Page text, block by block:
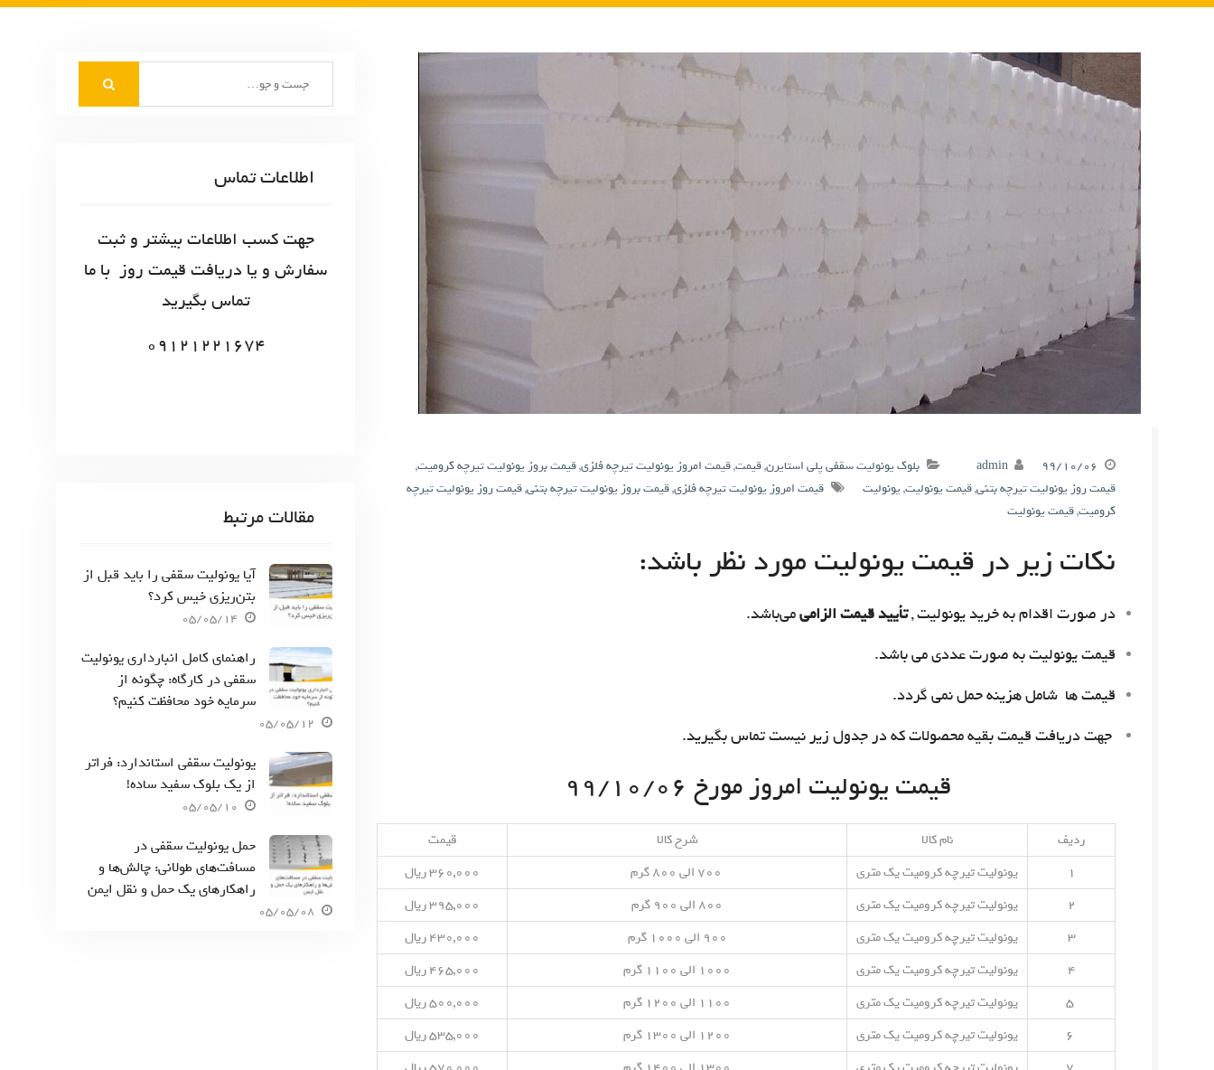
۹۹/۱۰/۰۶ admin بلوک یونولیت سقفی پلی استایرن,قیمت,قیمت امروز یونولیت تیرچه فلزی,قیمت بروز یونولیت تیرچه کرومیت,
قیمت روز یونولیت تیرچه بتنی,قیمت یونولیت,یونولیت قیمت امروز یونولیت تیرچه فلزی,قیمت بروز یونولیت تیرچه بتنی,قیمت روز یونولیت تیرچه
کرومیت,قیمت یونولیت
نکات زیر در قیمت یونولیت مورد نظر باشد:
در صورت اقدام به خرید یونولیت ,تأیید قیمت الزامیمی‌باشد.
قیمت یونولیت به صورت عددی می باشد.
قیمت ها شامل هزینه حمل نمی گردد.
جهت دریافت قیمت بقیه محصولات که در جدول زیر نیست تماس بگیرید.
قیمت یونولیت امروز مورخ ۹۹/۱۰/۰۶
ردیف نام کالا شرح کالا
قیمت
۱
یونولیت تیرچه کرومیت یک متری
۳۶۰,۰۰۰ ریال
۲
یونولیت تیرچه کرومیت یک متری ۸۰۰ الی ۹۰۰ گرم
۳۹۵,۰۰۰ ریال
۳
یونولیت تیرچه کرومیت یک متری ۹۰۰ الی ۱۰۰۰ گرم
۴۳۰,۰۰۰ ریال
۴
یونولیت تیرچه کرومیت یک متری ۱۰۰۰ الی ۱۱۰۰ گرم
۴۶۵,۰۰۰ ریال
یونولیت تیرچه کرومیت یک متری ۱۱۰۰ الی ۱۲۰۰ گرم
۵۰۰,۰۰۰ ریال
یونولیت تیرچه کرومیت یک متری ۱۲۰۰ الی ۱۳۰۰ گرم
۵۳۵,۰۰۰ ریال
اطلاعات تماس
جهت کسب اطلاعات بیشتر و ثبت
سفارش و یا دریافت قیمت روز با ما
تماس بگیرید
09121221674
مقالات مرتبط
آیا یونولیت سقفی را باید قبل از
بتن‌ریزی خیس کرد؟
05/05/14
راهنمای کامل انبارداری یونولیت
سقفی در کارگاه: چگونه از
سرمایه خود محافظت کنیم؟
05/05/12
یونولیت سقفی استاندارد: فراتر
از یک بلوک سفید ساده!
05/05/10
حمل یونولیت سقفی در
مسافت‌های طولانی: چالش‌ها و
راهکارهای یک حمل و نقل ایمن
05/05/08